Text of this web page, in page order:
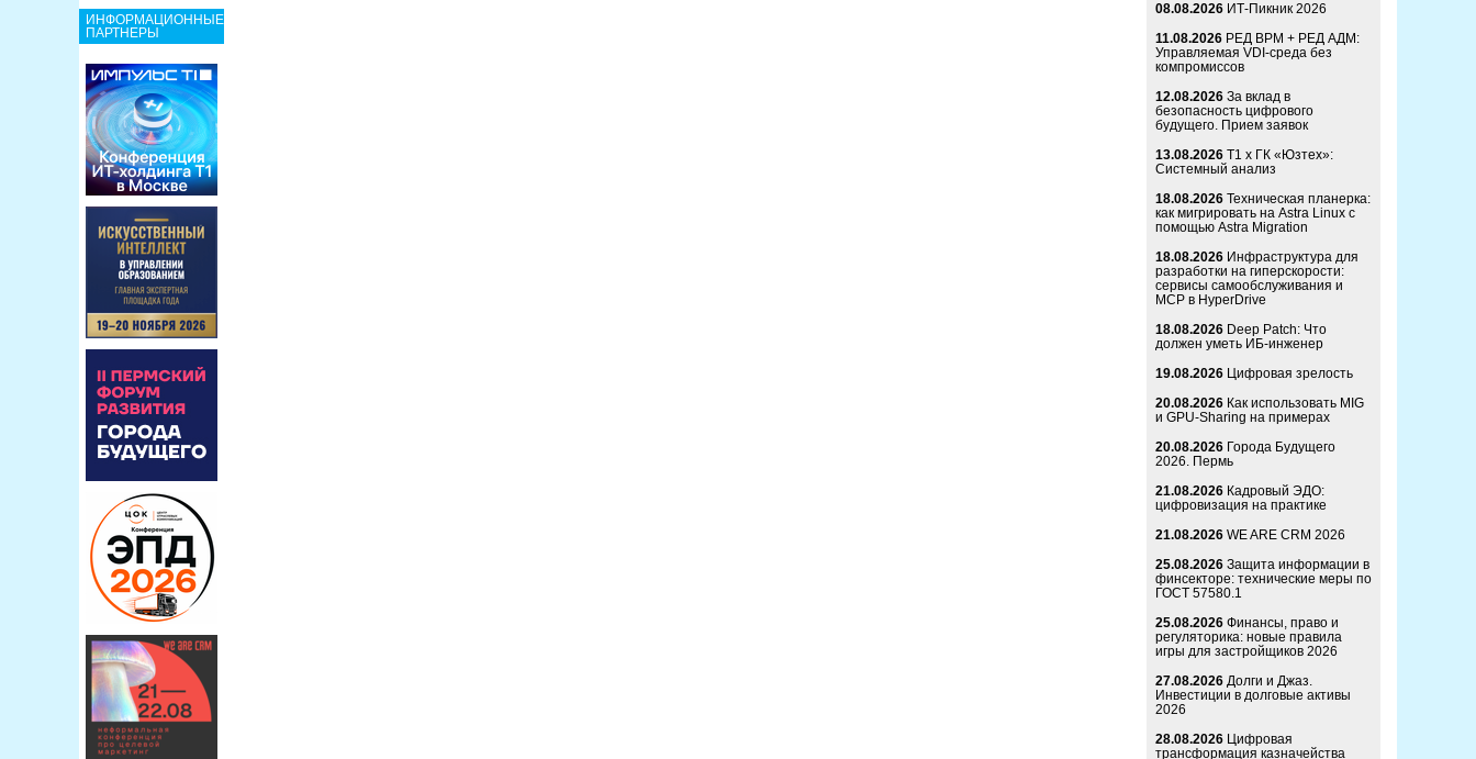
ИНФОРМАЦИОННЫЕ
ПАРТНЕРЫ
08.08.2026 ИТ-Пикник 2026
11.08.2026 РЕД ВРМ + РЕД АДМ:
Управляемая VDI-среда без
компромиссов
12.08.2026 За вклад в
безопасность цифрового
будущего. Прием заявок
13.08.2026 Т1 x ГК «Юзтех»:
Системный анализ
18.08.2026 Техническая планерка:
как мигрировать на Astra Linux с
помощью Astra Migration
18.08.2026 Инфраструктура для
разработки на гиперскорости:
сервисы самообслуживания и
MCP в HyperDrive
18.08.2026 Deep Patch: Что
должен уметь ИБ-инженер
19.08.2026 Цифровая зрелость
20.08.2026 Как использовать MIG
и GPU-Sharing на примерах
20.08.2026 Города Будущего
2026. Пермь
21.08.2026 Кадровый ЭДО:
цифровизация на практике
21.08.2026 WE ARE CRM 2026
25.08.2026 Защита информации в
финсекторе: технические меры по
ГОСТ 57580.1
25.08.2026 Финансы, право и
регуляторика: новые правила
игры для застройщиков 2026
27.08.2026 Долги и Джаз.
Инвестиции в долговые активы
2026
28.08.2026 Цифровая
трансформация казначейства